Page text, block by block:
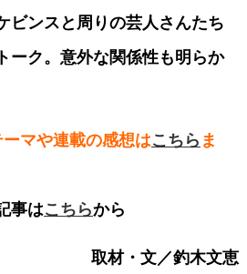
ビンスと周りの芸人さんたち
ーク。意外な関係性も明らか
マや連載の感想はこちらま
事はこちらから
取材・文／釣木文恵